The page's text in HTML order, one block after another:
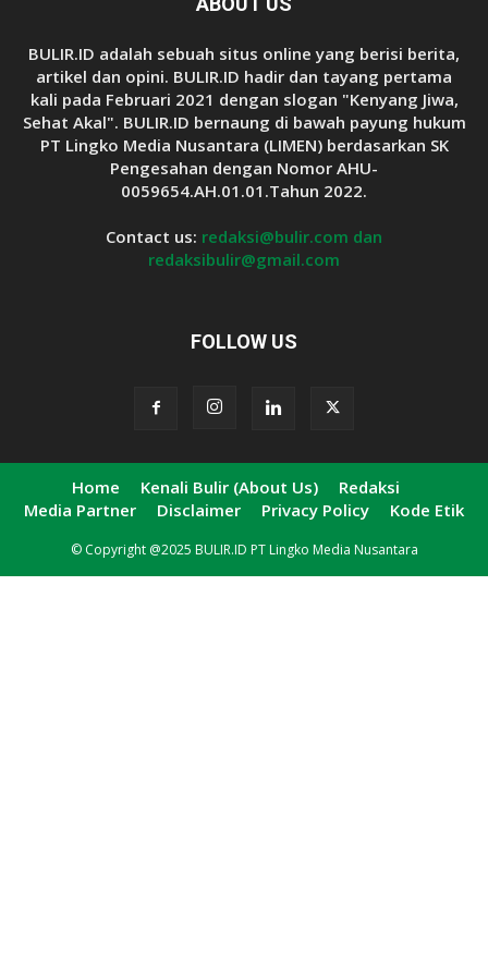
BULIR.ID adalah sebuah situs online yang berisi berita,
artikel dan opini. BULIR.ID hadir dan tayang pertama
kali pada Februari 2021 dengan slogan "Kenyang Jiwa,
Sehat Akal". BULIR.ID bernaung di bawah payung hukum
PT Lingko Media Nusantara (LIMEN) berdasarkan SK
Pengesahan dengan Nomor AHU-
0059654.AH.01.01.Tahun 2022.
Contact us: redaksi@bulir.com dan
redaksibulir@gmail.com
FOLLOW US
Home Kenali Bulir (About Us)
Redaksi
Media Partner
Disclaimer Privacy Policy Kode Etik
© Copyright @2025 BULIR.ID PT Lingko Media Nusantara